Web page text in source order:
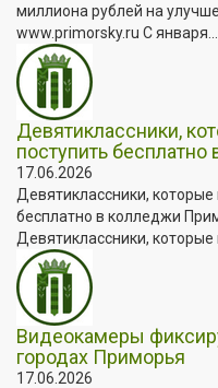
миллиона рублей на
www.primorsky.ru С января...
Девятиклассники,
поступить
17.06.2026
Девятиклассники, которые
бесплатно в колледжи
Девятиклассники, которые
Видеокамеры
городах Приморья
17.06.2026